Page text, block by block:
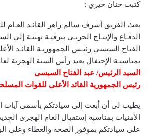
كتبت حنان خيري :
بعث الفريق أشرف سالم زاهر القائـد العـام
الدفـاع والإنتـاج الحربـى ببرقيـة تهنئـة إلى
الفتاح السيسى رئيـس الجمهوريـة القائـد
بمناسبـة الإحتفال بعيد رأس السنة الهجرية لعام 1448هـ جاء
السيد الرئيس/ عبد الفتاح السيسى
رئيس الجمهورية القائد الأعلى للقوات
يطيب لى أن أبعث إلى سيادتكم بأسمى آيات
على سيادتكم بموفور الصحة والعطاء وعلى